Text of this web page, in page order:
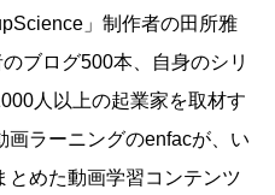
」制作者の田所雅
ブログ500本、自身のシリ
人以上の起業家を取材す
画ラーニングのenfacが、い
とめた動画学習コンテンツ